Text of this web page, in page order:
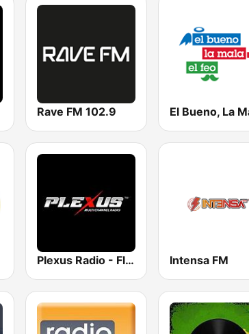
Rave FM 102.9
Plexus Radio - Flamenco Spain Intensa FM